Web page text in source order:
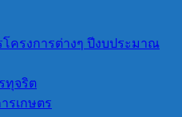
โครงการต่างๆ ปีงบประมาณ
ทุจริต
รเกษตร
ใน